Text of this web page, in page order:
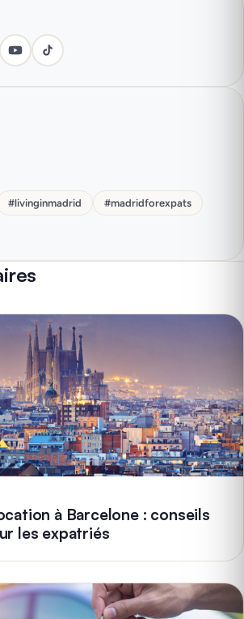
#livinginmadrid #madridforexpats
à Barcelone : conseils
les expatriés